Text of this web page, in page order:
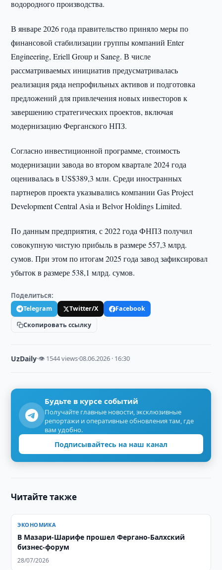
водородного производства.
В январе 2026 года правительство приняло меры по
финансовой стабилизации группы компаний Enter
Engineering, Eriell Group и Saneg. В числе
рассматриваемых инициатив предусматривалась
реализация ряда непрофильных активов и подготовка
предложений для привлечения новых инвесторов к
завершению стратегических проектов, включая
модернизацию Ферганского НПЗ.
Согласно инвестиционной программе, стоимость
модернизации завода во втором квартале 2024 года
оценивалась в US$389,3 млн. Среди иностранных
партнеров проекта указывались компании Gas Project
Development Central Asia и Belvor Holdings Limited.
По данным предприятия, с 2022 года ФНПЗ получил
совокупную чистую прибыль в размере 557,3 млрд.
сумов. При этом по итогам 2025 года завод зафиксировал
убыток в размере 538,1 млрд. сумов.
Поделиться:
Telegram Twitter/X
Facebook
Скопировать ссылку
UzDaily·👁 1544 views·08.06.2026 · 16:30
Будьте в курсе событий
Получайте главные новости, эксклюзивные
репортажи и оперативные обновления там, где
вам удобно.
Подписывайтесь на наш канал
Читайте также
ЭКОНОМИКА
В Мазари-Шарифе прошел Фергано-Балхский
бизнес-форум
28/07/2026